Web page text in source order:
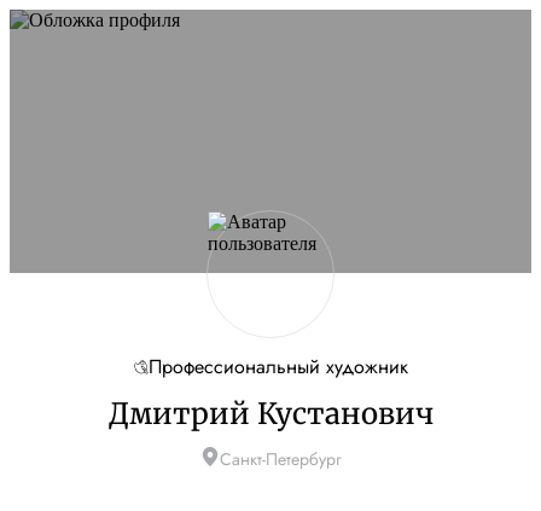
Профессиональный художник
Дмитрий Кустанович
Санкт-Петербург